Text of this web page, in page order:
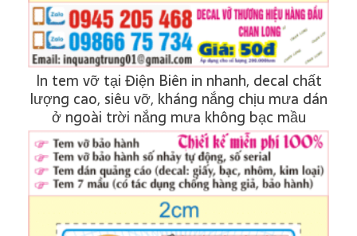
In tem vỡ tại Điện Biên in nhanh, decal chất
lượng cao, siêu vỡ, kháng nắng chịu mưa dán
ở ngoài trời nắng mưa không bạc mầu